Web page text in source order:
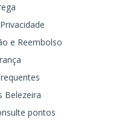
e Reembolso
Belezeira
pontos